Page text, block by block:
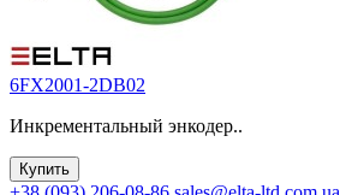
6FX2001-2DB02
Инкрементальный энкодер..
Купить